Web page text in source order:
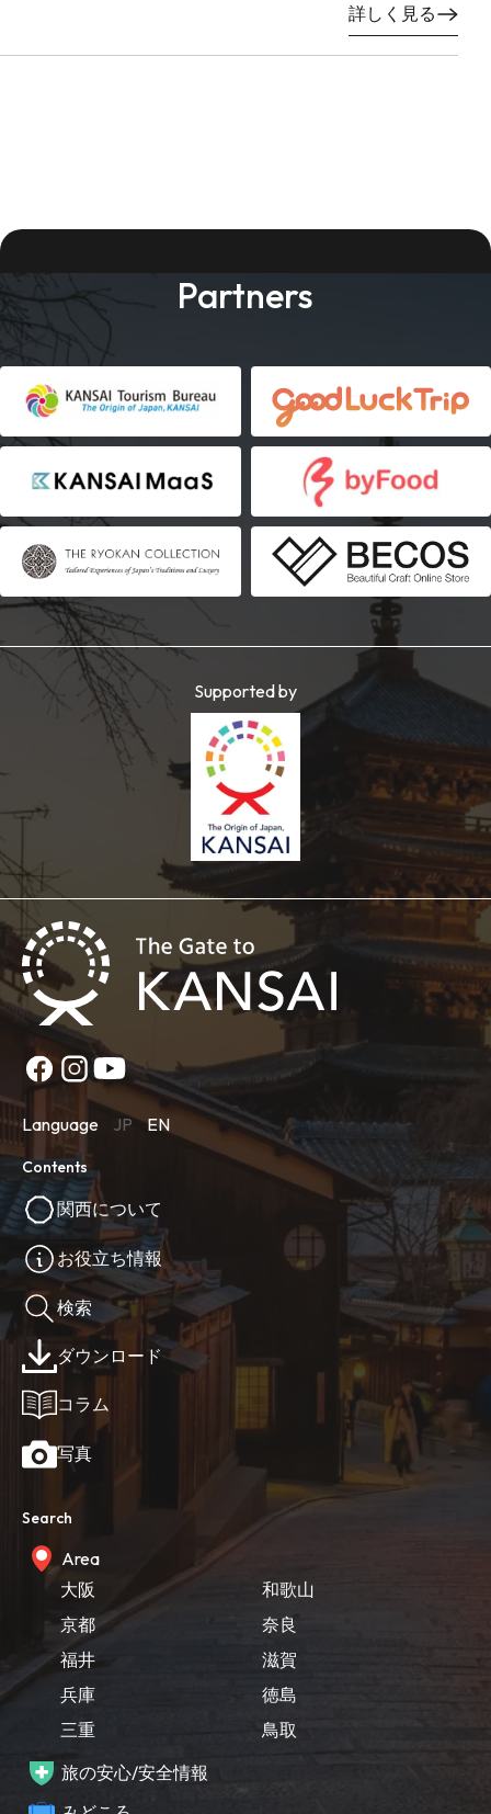
詳しく見る
Partners
Supported by
Language JP EN
Contents
関西について
お役立ち情報
検索
ダウンロード
コラム
写真
Search
Area
大阪
京都
福井
兵庫
三重
和歌山
奈良
滋賀
徳島
鳥取
旅の安心/安全情報